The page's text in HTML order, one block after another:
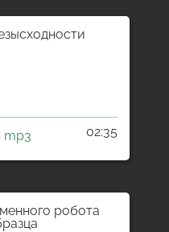
mp3 02:35
робота